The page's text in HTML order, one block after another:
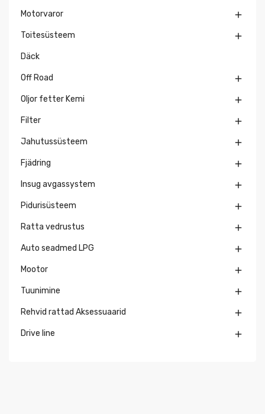
Motorvaror 
Toitesüsteem 
Däck
Off Road 
Oljor fetter Kemi 
Filter 
Jahutussüsteem 
Fjädring 
Insug avgassystem 
Pidurisüsteem 
Ratta vedrustus 
Auto seadmed LPG 
Mootor 
Tuunimine 
Rehvid rattad Aksessuaarid 
Drive line 